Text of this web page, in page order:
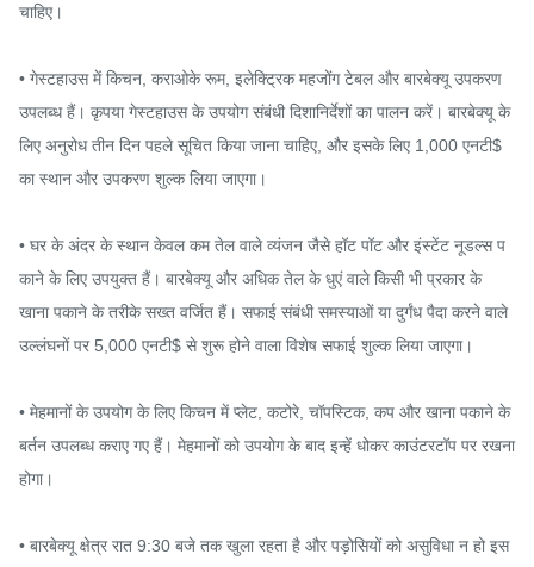
चाहिए।
• गेस्टहाउस में किचन, कराओके रूम, इलेक्ट्रिक महजोंग टेबल और बारबेक्यू उपकरण
उपलब्ध हैं। कृपया गेस्टहाउस के उपयोग संबंधी दिशानिर्देशों का पालन करें। बारबेक्यू के
लिए अनुरोध तीन दिन पहले सूचित किया जाना चाहिए, और इसके लिए 1,000 एनटी$
का स्थान और उपकरण शुल्क लिया जाएगा।
• घर के अंदर के स्थान केवल कम तेल वाले व्यंजन जैसे हॉट पॉट और इंस्टेंट नूडल्स प
काने के लिए उपयुक्त हैं। बारबेक्यू और अधिक तेल के धुएं वाले किसी भी प्रकार के
खाना पकाने के तरीके सख्त वर्जित हैं। सफाई संबंधी समस्याओं या दुर्गंध पैदा करने वाले
उल्लंघनों पर 5,000 एनटी$ से शुरू होने वाला विशेष सफाई शुल्क लिया जाएगा।
• मेहमानों के उपयोग के लिए किचन में प्लेट, कटोरे, चॉपस्टिक, कप और खाना पकाने के
बर्तन उपलब्ध कराए गए हैं। मेहमानों को उपयोग के बाद इन्हें धोकर काउंटरटॉप पर रखना
होगा।
• बारबेक्यू क्षेत्र रात 9:30 बजे तक खुला रहता है और पड़ोसियों को असुविधा न हो इस